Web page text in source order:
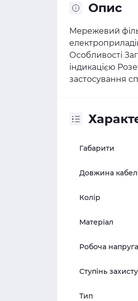
Опис
Мережевий
Особливості
індикацією
застосування
Габарити
Довжина
Колір
Матеріал
Робоча напруга
Ступінь захисту
Тип